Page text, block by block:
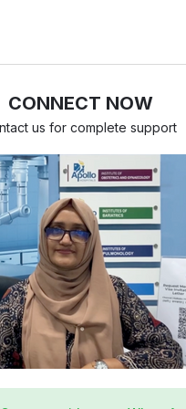
CONNECT NOW
us for complete support